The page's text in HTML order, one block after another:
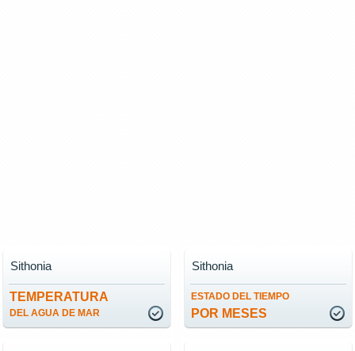
TEMPERATURA
DEL AGUA DE MAR
Sithonia
ESTADO DEL TIEMPO
POR MESES
Sithonia